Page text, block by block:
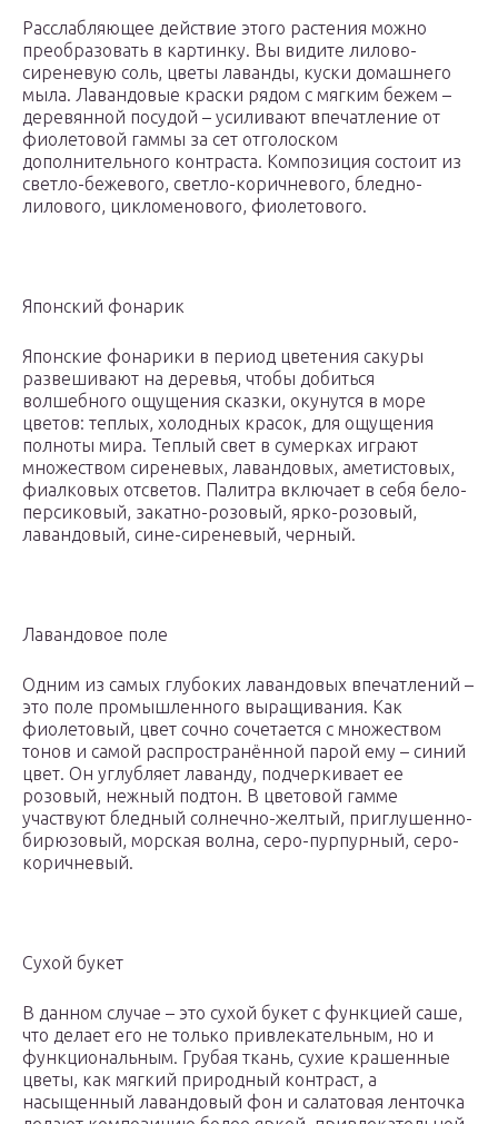
Расслабляющее действие этого растения можно
преобразовать в картинку. Вы видите лилово-
сиреневую соль, цветы лаванды, куски домашнего
мыла. Лавандовые краски рядом с мягким бежем –
деревянной посудой – усиливают впечатление от
фиолетовой гаммы за сет отголоском
дополнительного контраста. Композиция состоит из
светло-бежевого, светло-коричневого, бледно-
лилового, цикломенового, фиолетового.
Японский фонарик
Японские фонарики в период цветения сакуры
развешивают на деревья, чтобы добиться
волшебного ощущения сказки, окунутся в море
цветов: теплых, холодных красок, для ощущения
полноты мира. Теплый свет в сумерках играют
множеством сиреневых, лавандовых, аметистовых,
фиалковых отсветов. Палитра включает в себя бело-
персиковый, закатно-розовый, ярко-розовый,
лавандовый, сине-сиреневый, черный.
Лавандовое поле
Одним из самых глубоких лавандовых впечатлений –
это поле промышленного выращивания. Как
фиолетовый, цвет сочно сочетается с множеством
тонов и самой распространённой парой ему – синий
цвет. Он углубляет лаванду, подчеркивает ее
розовый, нежный подтон. В цветовой гамме
участвуют бледный солнечно-желтый, приглушенно-
бирюзовый, морская волна, серо-пурпурный, серо-
коричневый.
Сухой букет
В данном случае – это сухой букет с функцией саше,
что делает его не только привлекательным, но и
функциональным. Грубая ткань, сухие крашенные
цветы, как мягкий природный контраст, а
насыщенный лавандовый фон и салатовая ленточка